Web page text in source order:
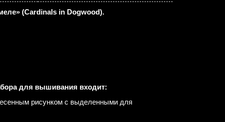
(Cardinals in Dogwood).
для вышивания входит:
рисунком с выделенными для